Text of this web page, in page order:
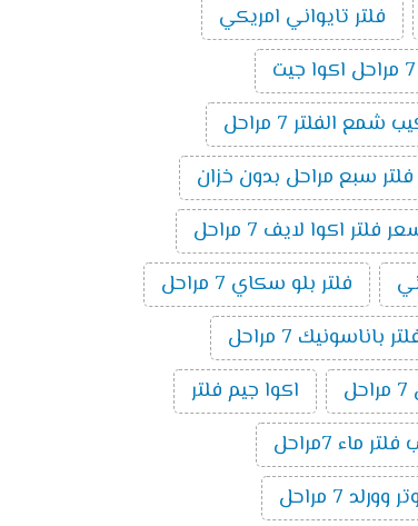
فلتر تايواني امريكي
الفلتر 7 مراحل
فلتر سبع مراحل بدون خزان
فلتر اكوا لايف 7 مراحل
فلتر بلو سكاي 7 مراحل
باناسونيك 7 مراحل
اكوا جيم فلتر
ماء 7مراحل
7 مراحل